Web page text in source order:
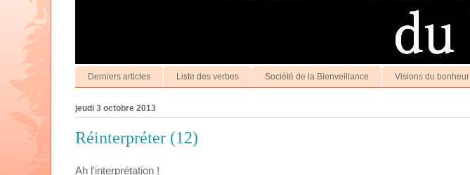
Derniers articles Liste des verbes Société de la Bienveillance Visions du bonheur
jeudi 3 octobre 2013
Réinterpréter (12)
Ah l'interprétation !